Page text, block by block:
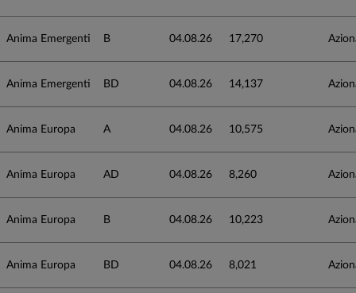
Anima Emergenti B 04.08.26 17,270
Anima Emergenti BD 04.08.26 14,137
Anima Europa A 04.08.26 10,575
Anima Europa AD 04.08.26 8,260
Anima Europa B 04.08.26 10,223
Anima Europa BD 04.08.26 8,021